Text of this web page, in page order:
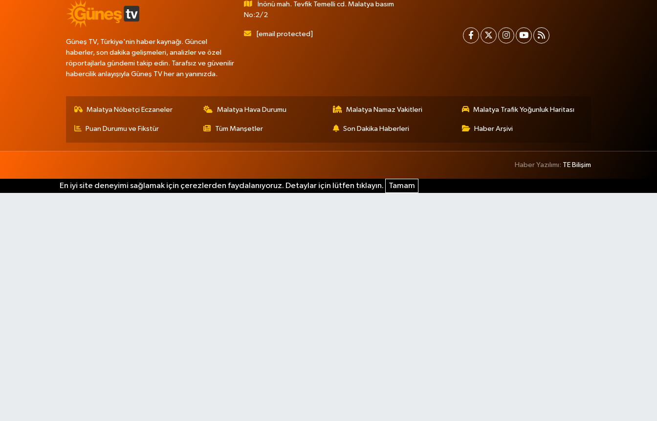
Güneş TV, Türkiye'nin haber kaynağı. Güncel
haberler, son dakika gelişmeleri, analizler ve özel
röportajlarla gündemi takip edin. Tarafsız ve güvenilir
habercilik anlayışıyla Güneş TV her an yanınızda.
İnönü mah. Tevfik Temelli cd. Malatya basım
No:2/2
[email protected]
Malatya Nöbetçi Eczaneler Malatya Hava Durumu Malatya Namaz Vakitleri Malatya Trafik Yoğunluk Haritası
Puan Durumu ve Fikstür Tüm Manşetler Son Dakika Haberleri Haber Arşivi
Haber Yazılımı: TE Bilişim
En iyi site deneyimi sağlamak için çerezlerden faydalanıyoruz. Detaylar için lütfen tıklayın. Tamam